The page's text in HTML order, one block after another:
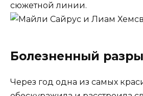
сюжетной линии.
Болезненный
Через год одна из самых